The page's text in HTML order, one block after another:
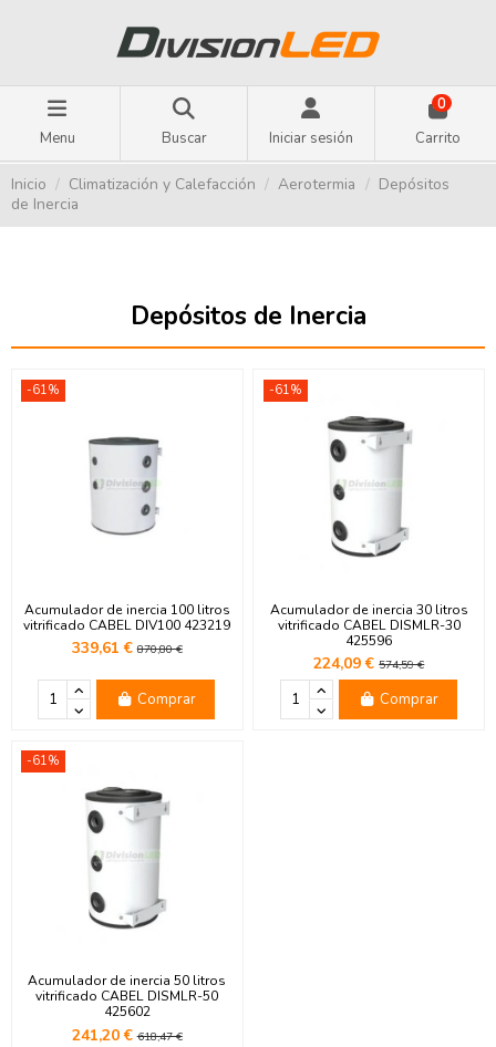
Menu Buscar Iniciar sesión
0
Carrito
Inicio Climatización y Calefacción Aerotermia
Depósitos
de Inercia
Depósitos de Inercia
-61%
Acumulador de inercia 100 litros
vitrificado CABEL DIV100 423219
339,61 €870,80 €
Comprar
-61%
Acumulador de inercia 30 litros
vitrificado CABEL DISMLR-30
425596
224,09 €574,59 €
Comprar
-61%
Acumulador de inercia 50 litros
vitrificado CABEL DISMLR-50
425602
241,20 €618,47 €